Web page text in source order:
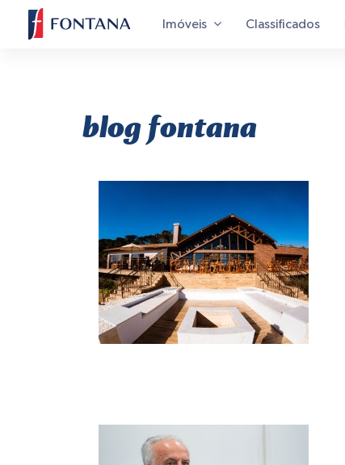
Imóveis Classificados
blog fontana